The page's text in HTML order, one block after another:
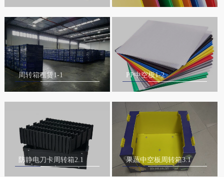
周转箱租赁1-1 PP中空板1-2
防静电刀卡周转箱2.1 果蔬中空板周转箱3.1